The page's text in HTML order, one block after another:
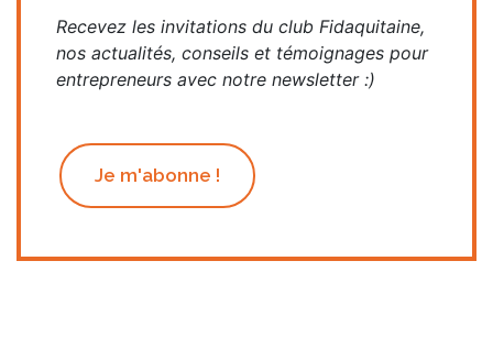
Recevez les invitations du club Fidaquitaine,
nos actualités, conseils et témoignages pour
entrepreneurs avec notre newsletter :)
Je m'abonne !